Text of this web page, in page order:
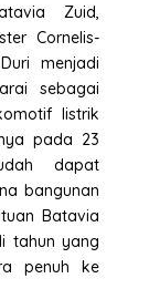
Zuid,
Cornelis-
menjadi
sebagai
listrik
pada 23
dapat
bangunan
Batavia
tahun yang
penuh ke